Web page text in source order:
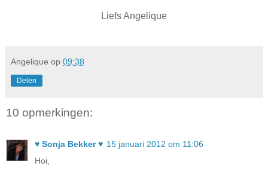
Liefs Angelique
Angelique op 09:38
Delen
10 opmerkingen:
♥ Sonja Bekker ♥ 15 januari 2012 om 11:06
Hoi,